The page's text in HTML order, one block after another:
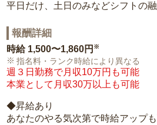
平日だけ、土日のみなどシフトの
報酬詳細
時給 1,500〜1,860円 ※
指名料・ランク時給により異なる
週３日勤務で月収10万円も可能
本業として月収30万以上も可能
◆昇給あり
あなたのやる気次第で時給アップも